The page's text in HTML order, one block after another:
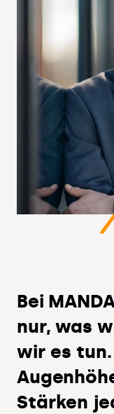
Bei
nur, was
wir es
Stärken